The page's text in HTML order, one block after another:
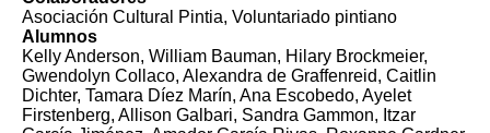
Asociación Cultural Pintia, Voluntariado pintiano
Alumnos
Kelly Anderson, William Bauman, Hilary Brockmeier,
Gwendolyn Collaco, Alexandra de Graffenreid, Caitlin
Dichter, Tamara Díez Marín, Ana Escobedo, Ayelet
Firstenberg, Allison Galbari, Sandra Gammon, Itzar